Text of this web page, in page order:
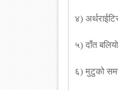
४)
५) दाँत
६) मुटुको